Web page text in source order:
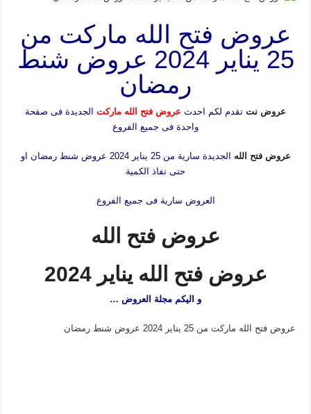
عروض فتح الله ماركت من
25 يناير 2024 عروض شنط
رمضان
عروض نتتقدم لكم احدث عروض فتح الله ماركتالجديدة فى صفحة
واحدة فى جميع الفروع
عروض فتح الله
الجديدة سارية من 25 يناير 2024 عروض شنط رمضان او
حتى نفاذ الكمية
العروض سارية فى جميع الفروع
عروض فتح الله
عروض فتح الله يناير 2024
و اليكم مجلة العروض …
عروض فتح الله ماركت من 25 يناير 2024 عروض شنط رمضان